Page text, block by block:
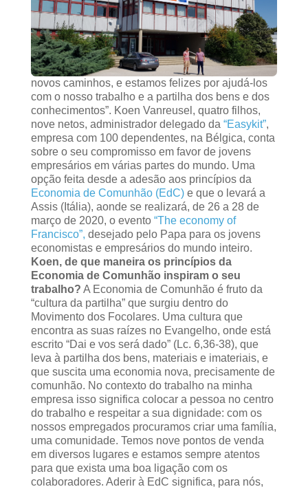
novos caminhos, e estamos felizes por ajudá-los
com o nosso trabalho e a partilha dos bens e dos
conhecimentos”. Koen Vanreusel, quatro filhos,
nove netos, administrador delegado da “Easykit”,
empresa com 100 dependentes, na Bélgica, conta
sobre o seu compromisso em favor de jovens
empresários em várias partes do mundo. Uma
opção feita desde a adesão aos princípios da
Economia de Comunhão (EdC) e que o levará a
Assis (Itália), aonde se realizará, de 26 a 28 de
março de 2020, o evento “The economy of
Francisco”, desejado pelo Papa para os jovens
economistas e empresários do mundo inteiro.
Koen, de que maneira os princípios da
Economia de Comunhão inspiram o seu
trabalho? A Economia de Comunhão é fruto da
“cultura da partilha” que surgiu dentro do
Movimento dos Focolares. Uma cultura que
encontra as suas raízes no Evangelho, onde está
escrito “Dai e vos será dado” (Lc. 6,36-38), que
leva à partilha dos bens, materiais e imateriais, e
que suscita uma economia nova, precisamente de
comunhão. No contexto do trabalho na minha
empresa isso significa colocar a pessoa no centro
do trabalho e respeitar a sua dignidade: com os
nossos empregados procuramos criar uma família,
uma comunidade. Temos nove pontos de venda
em diversos lugares e estamos sempre atentos
para que exista uma boa ligação com os
colaboradores. Aderir à EdC significa, para nós,